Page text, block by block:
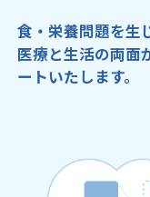
食・栄養問題を生
医療と生活の両面
ートいたします。